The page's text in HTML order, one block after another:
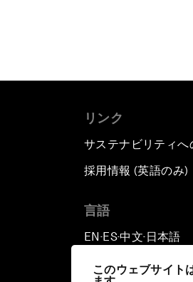
このウェブサイト
リンク
サステナビリティへ
採用情報 (英語のみ)
言語
EN ▪ ES▪中文▪ 日本語